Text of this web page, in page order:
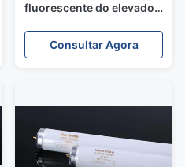
fluorescente do elevado
iluminação da caixa leve
da cor
Consultar Agora